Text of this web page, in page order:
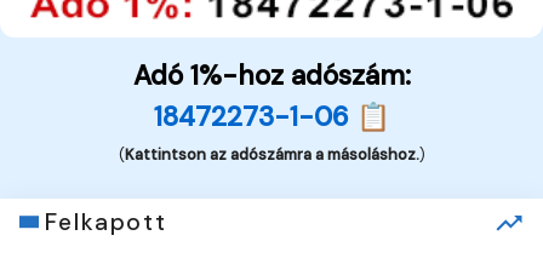
Adó 1%-hoz adószám:
18472273-1-06 📋
(Kattintson az adószámra a másoláshoz.)
Felkapott